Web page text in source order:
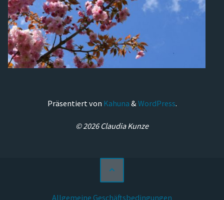
Präsentiert von Kahuna & WordPress.
© 2026 Claudia Kunze
Allgemeine Geschäftsbedingungen